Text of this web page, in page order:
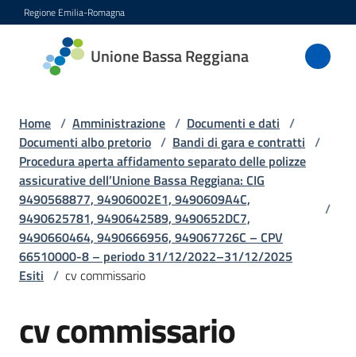
Vai al contenuto
Vai alla navigazione
Vai al footer
Regione Emilia-Romagna
Unione Bassa Reggiana
Unione
Bassa
Amministrazione
Menu selezionato
Novità
Servizi
Home / Amministrazione / Documenti e dati /
Documenti albo pretorio / Bandi di gara e contratti /
Procedura aperta affidamento separato delle polizze
assicurative dell’Unione Bassa Reggiana: CIG
9490568877, 94906002E1, 9490609A4C,
9490625781, 9490642589, 9490652DC7,
9490660464, 9490666956, 949067726C – CPV
66510000-8 – periodo 31/12/2022–31/12/2025
/
Esiti / cv commissario
cv commissario